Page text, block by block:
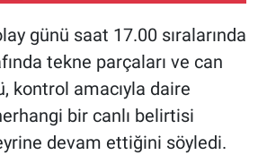
günü saat 17.00 sıralarında
tekne parçaları ve can
kontrol amacıyla daire
bir canlı belirtisi
devam ettiğini söyledi.